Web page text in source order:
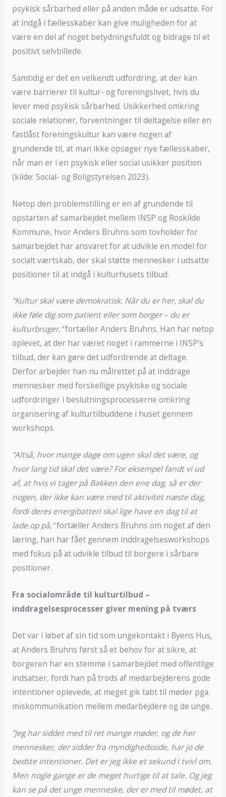
psykisk sårbarhed eller på anden måde er udsatte. For
at indgå i fællesskaber kan give muligheden for at
være en del af noget betydningsfuldt og bidrage til et
positivt selvbillede.
Samtidig er det en velkendt udfordring, at der kan
være barrierer til kultur- og foreningslivet, hvis du
lever med psykisk sårbarhed. Usikkerhed omkring
sociale relationer, forventninger til deltagelse eller en
fastlåst foreningskultur kan være nogen af
grundende til, at man ikke opsøger nye fællesskaber,
når man er i en psykisk eller social usikker position
(kilde: Social- og Boligstyrelsen 2023).
Netop den problemstilling er en af grundende til
opstarten af samarbejdet mellem INSP og Roskilde
Kommune, hvor Anders Bruhns som tovholder for
samarbejdet har ansvaret for at udvikle en model for
socialt værtskab, der skal støtte mennesker i udsatte
positioner til at indgå i kulturhusets tilbud.
”Kultur skal være demokratisk. Når du er her, skal du
ikke føle dig som patient eller som borger – du er
kulturbruger,”fortæller Anders Bruhns. Han har netop
oplevet, at der har været noget i rammerne i INSP’s
tilbud, der kan gøre det udfordrende at deltage.
Derfor arbejder han nu målrettet på at inddrage
mennesker med forskellige psykiske og sociale
udfordringer i beslutningsprocesserne omkring
organisering af kulturtilbuddene i huset gennem
workshops.
”Altså, hvor mange dage om ugen skal det være, og
hvor lang tid skal det være? For eksempel fandt vi ud
af, at hvis vi tager på Bakken den ene dag, så er der
nogen, der ikke kan være med til aktivitet næste dag,
fordi deres energibatteri skal lige have en dag til at
lade op på,”fortæller Anders Bruhns om noget af den
læring, han har fået gennem inddragelsesworkshops
med fokus på at udvikle tilbud til borgere i sårbare
positioner.
Fra socialområde til kulturtilbud –
inddragelsesprocesser giver mening på tværs
Det var i løbet af sin tid som ungekontakt i Byens Hus,
at Anders Bruhns først så et behov for at sikre, at
borgeren har en stemme i samarbejdet med offentlige
indsatser, fordi han på trods af medarbejderens gode
intentioner oplevede, at meget gik tabt til møder pga.
miskommunikation mellem medarbejdere og de unge.
”Jeg har siddet med til ret mange møder, og de her
mennesker, der sidder fra myndighedsside, har jo de
bedste intentioner. Det er jeg ikke et sekund i tvivl om.
Men nogle gange er de meget hurtige til at tale. Og jeg
kan se på det unge menneske, der er med til mødet, at